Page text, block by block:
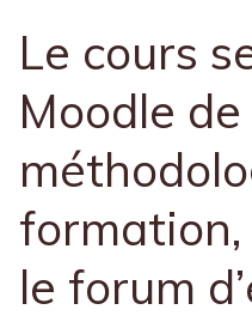
Le cours
Moodle
le forum